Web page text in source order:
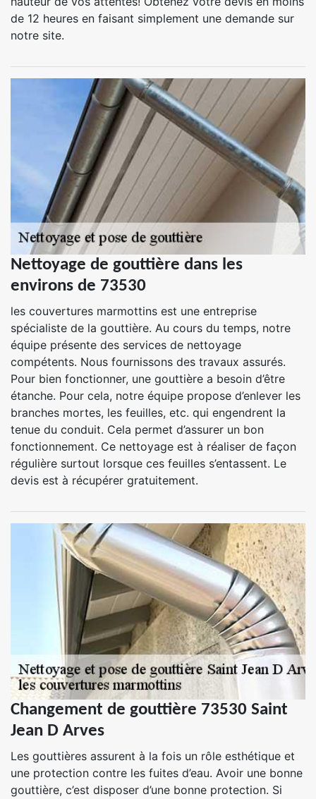
de 12 heures en faisant simplement une demande sur
notre site.
Nettoyage de gouttière dans les
environs de 73530
les couvertures marmottins est une entreprise
spécialiste de la gouttière. Au cours du temps, notre
équipe présente des services de nettoyage
compétents. Nous fournissons des travaux assurés.
Pour bien fonctionner, une gouttière a besoin d’être
étanche. Pour cela, notre équipe propose d’enlever les
branches mortes, les feuilles, etc. qui engendrent la
tenue du conduit. Cela permet d’assurer un bon
fonctionnement. Ce nettoyage est à réaliser de façon
régulière surtout lorsque ces feuilles s’entassent. Le
devis est à récupérer gratuitement.
Changement de gouttière 73530 Saint
Jean D Arves
Les gouttières assurent à la fois un rôle esthétique et
une protection contre les fuites d’eau. Avoir une bonne
gouttière, c’est disposer d’une bonne protection. Si